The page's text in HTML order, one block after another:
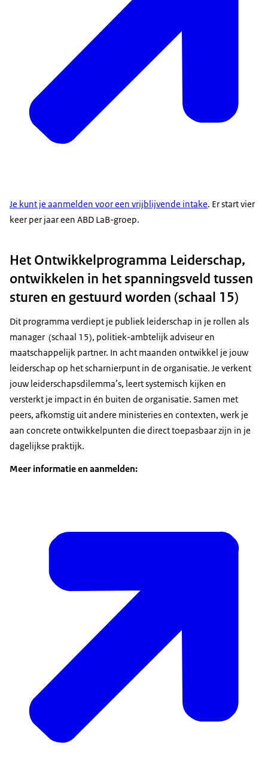
Je kunt je aanmelden voor een vrijblijvende intake. Er start vier
keer per jaar een ABD LaB-groep.
Het Ontwikkelprogramma Leiderschap,
ontwikkelen in het spanningsveld tussen
sturen en gestuurd worden (schaal 15)
Dit programma verdiept je publiek leiderschap in je rollen als
manager (schaal 15), politiek-ambtelijk adviseur en
maatschappelijk partner. In acht maanden ontwikkel je jouw
leiderschap op het scharnierpunt in de organisatie. Je verkent
jouw leiderschapsdilemma’s, leert systemisch kijken en
versterkt je impact in én buiten de organisatie. Samen met
peers, afkomstig uit andere ministeries en contexten, werk je
aan concrete ontwikkelpunten die direct toepasbaar zijn in je
dagelijkse praktijk.
Meer informatie en aanmelden: